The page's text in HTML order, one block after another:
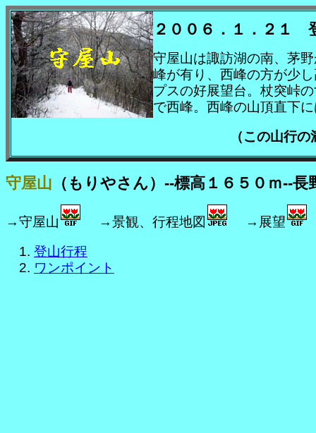
２００６．１．２１
守屋山は諏訪湖の南、茅
峰が有り、西峰の方が少
プスの好展望台。杖突峠
で西峰。西峰の山頂直下
（この山行
守屋山 （もりやさん）--標高１６５０ｍ--長
→守屋山 →景観、行程地図 →展望
登山行程
ワンポイント